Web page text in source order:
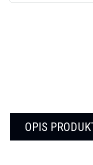
OPIS